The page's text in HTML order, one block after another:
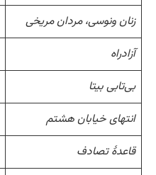
زنان ونوسی، مردان مریخی
آزادراه
بی‌تابی بیتا
انتهای خیابان هشتم
قاعدهٔ تصادف